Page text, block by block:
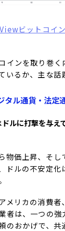
ビットコイ
インを取り巻
いるか、主な話
タル通貨・法定
ルに打撃を与え
物価上昇、そ
ドルの不安定化
メリカの消費者
者は、一つの
のおかげで、